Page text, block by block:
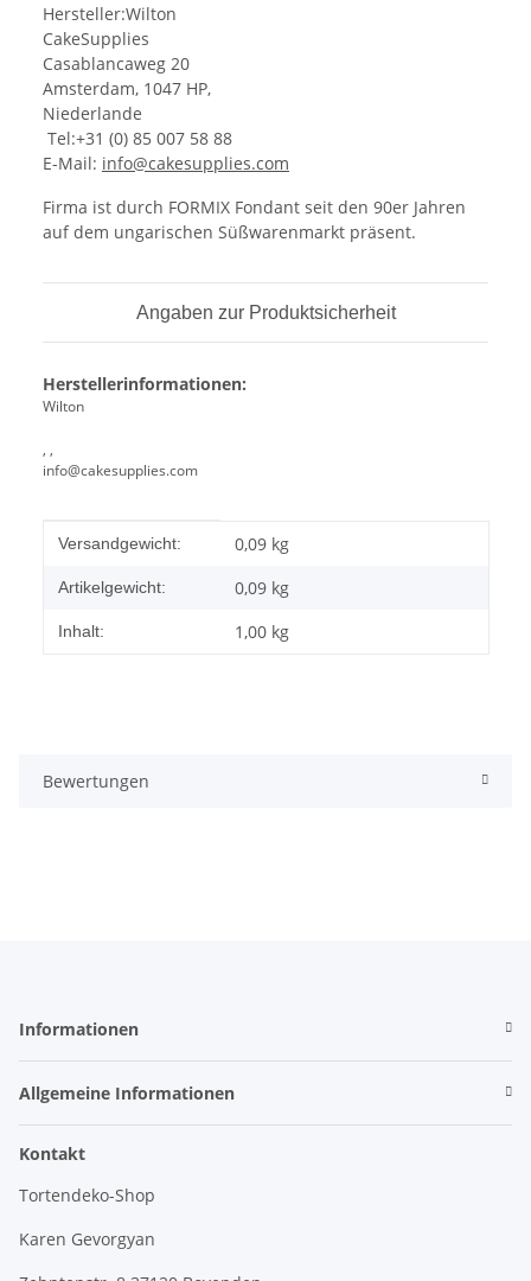
Hersteller:Wilton
CakeSupplies
Casablancaweg 20
Amsterdam, 1047 HP,
Niederlande
Tel:+31 (0) 85 007 58 88
E-Mail: info@cakesupplies.com
Firma ist durch FORMIX Fondant seit den 90er Jahren
auf dem ungarischen Süßwarenmarkt präsent.
Angaben zur Produktsicherheit
Herstellerinformationen:
Wilton
, ,
info@cakesupplies.com
Produkteigenschaft
Wert
Versandgewicht: 0,09 kg
Artikelgewicht: 0,09 kg
Inhalt: 1,00 kg
Bewertungen
Informationen
Allgemeine Informationen
Kontakt
Tortendeko-Shop
Karen Gevorgyan